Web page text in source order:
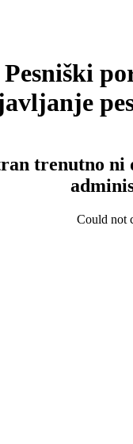
Pesniški
trenutno ni
Could not